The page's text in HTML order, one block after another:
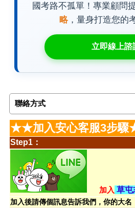
國考路不孤單！專業顧問
略，量身打造您的
立即線上諮
聯絡方式
★★加入安心客服3步
Step1：
加入 草屯
加入後請傳個訊息告訴我們，你的大名